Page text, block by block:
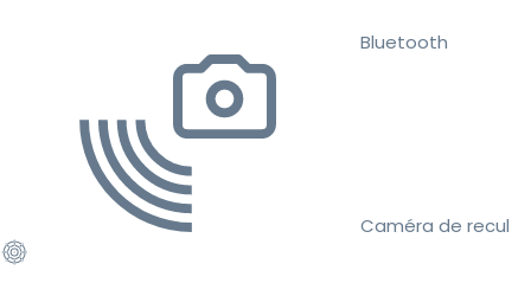
Bluetooth
Caméra de recul